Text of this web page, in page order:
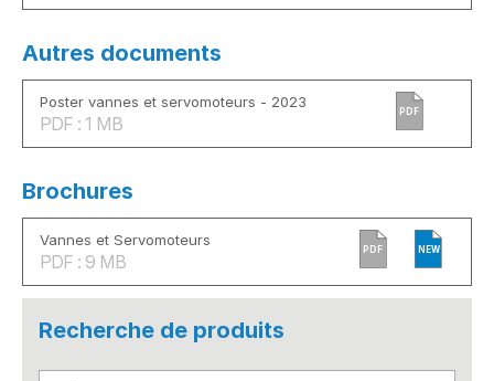
Autres documents
Poster vannes et servomoteurs - 2023
PDF : 1 MB
PDF
Brochures
Vannes et Servomoteurs
PDF : 9 MB
PDF NEW
Recherche de produits